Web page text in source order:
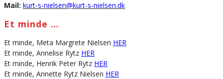
Mail: kurt-s-nielsen@kurt-s-nielsen.dk
Et minde …
Et minde, Meta Margrete Nielsen HER
Et minde, Annelise Rytz HER
Et minde, Henrik Peter Rytz HER
Et minde, Annette Rytz Nielsen HER